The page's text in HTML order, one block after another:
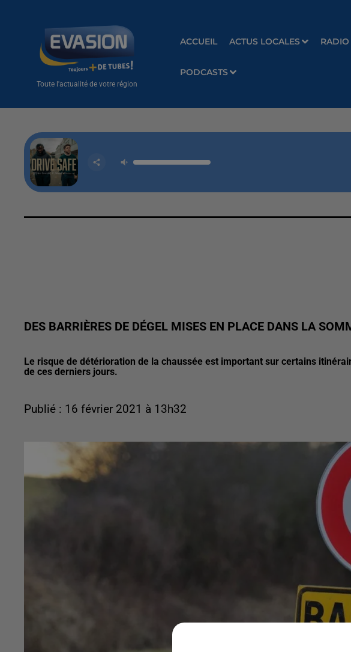
Toute l'actualité de votre région
ACCUEIL ACTUS LOCALES RADIO
PODCASTS
DES BARRIÈRES DE DÉGEL MISES EN PLACE DANS LA
Le risque de détérioration de la chaussée est important sur certains
de ces derniers jours.
Publié : 16 février 2021 à 13h32